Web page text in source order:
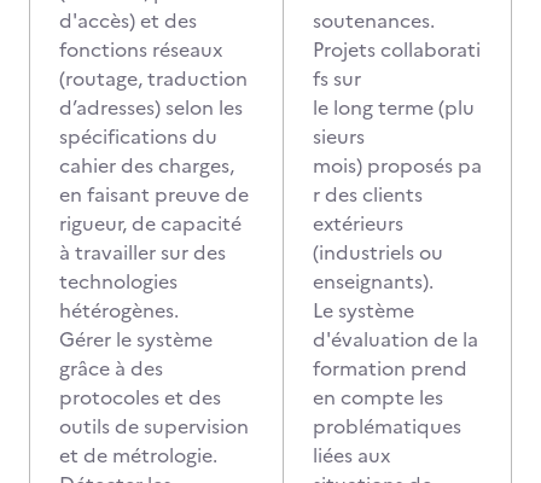
d'accès) et des
fonctions réseaux
(routage, traduction
d’adresses) selon les
spécifications du
cahier des charges,
en faisant preuve de
rigueur, de capacité
à travailler sur des
technologies
hétérogènes.
Gérer le système
grâce à des
protocoles et des
outils de supervision
et de métrologie.
soutenances.
Projets collaborati
fs sur
le long terme (plu
sieurs
mois) proposés pa
r des clients
extérieurs
(industriels ou
enseignants).
Le système
d'évaluation de la
formation prend
en compte les
problématiques
liées aux